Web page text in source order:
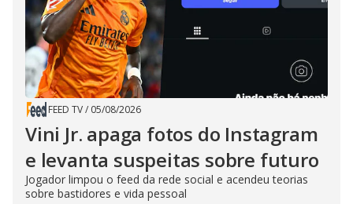
FEED TV/ 05/08/2026
Vini Jr. apaga fotos do Instagram
e levanta suspeitas sobre futuro
Jogador limpou o feed da rede social e acendeu teorias
sobre bastidores e vida pessoal